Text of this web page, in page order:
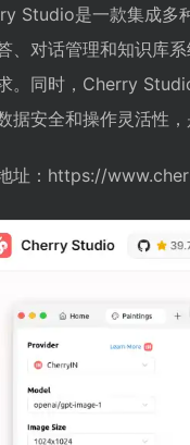
Studio是一款集成多
、对话管理和知识库
。同时，Cherry
据安全和操作灵活性
址：https://